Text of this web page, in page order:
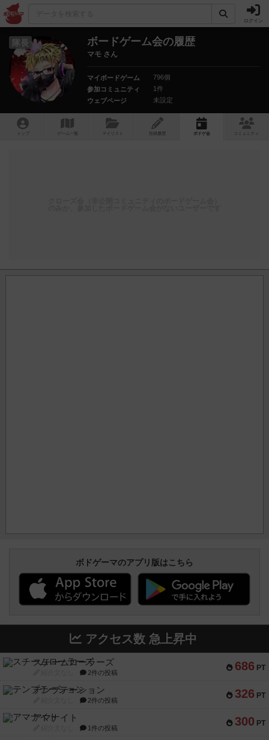
ログイン
隊長 ボードゲーム会の履歴
マモ さん
マイボードゲーム
796個
参加コミュニティ
1件
ウェブページ
未設定
トップ ゲーム一覧 マイリスト 投稿履歴 ボ ドゲ会 コミュニティ
ボドゲーマのアプリ版はこちら
アクセス数 急上昇中
686 PT
スチームローラーズ
2件の投稿
326 PT
テンプテーション
2件の投稿
300 PT
アマナイト
1件の投稿